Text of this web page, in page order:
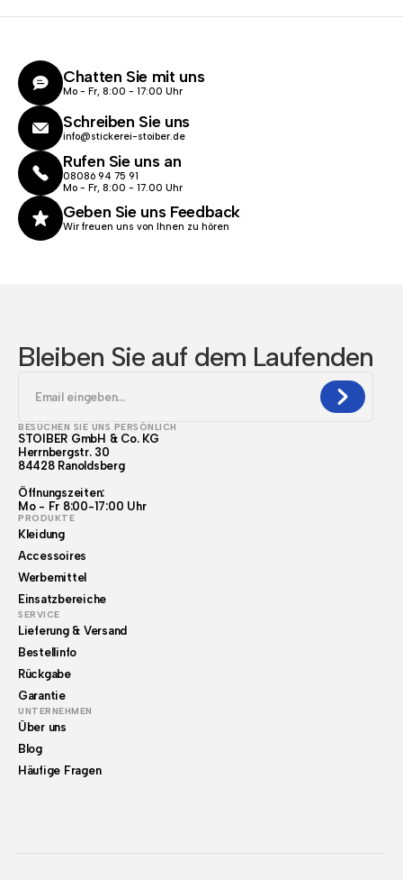
Chatten Sie mit uns
Mo - Fr, 8:00 - 17:00 Uhr
Schreiben Sie uns
info@stickerei-stoiber.de
Rufen Sie uns an
08086 94 75 91
Mo - Fr, 8:00 - 17.00 Uhr
Geben Sie uns Feedback
Wir freuen uns von Ihnen zu hören
Bleiben Sie auf dem Laufenden
BESUCHEN SIE UNS PERSÖNLICH
STOIBER GmbH & Co. KG
Herrnbergstr. 30
84428 Ranoldsberg
Öffnungszeiten:
Mo - Fr 8:00-17:00 Uhr
PRODUKTE
Kleidung
Accessoires
Werbemittel
Einsatzbereiche
SERVICE
Lieferung & Versand
Bestellinfo
Rückgabe
Garantie
UNTERNEHMEN
Über uns
Blog
Häufige Fragen